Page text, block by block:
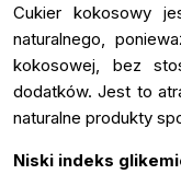
Cukier kokosowy
naturalnego,
kokosowej, bez
dodatków. Jest to
naturalne produkty
Niski indeks